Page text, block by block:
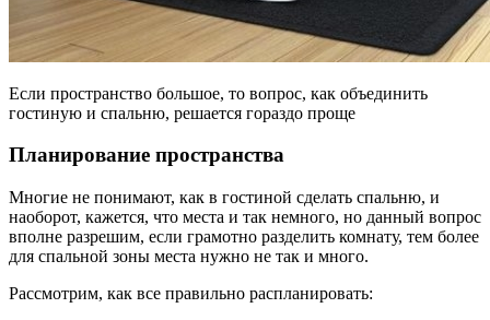
Если пространство большое, то вопрос, как объединить
гостиную и спальню, решается гораздо проще
Планирование пространства
Многие не понимают, как в гостиной сделать спальню, и
наоборот, кажется, что места и так немного, но данный вопрос
вполне разрешим, если грамотно разделить комнату, тем более
для спальной зоны места нужно не так и много.
Рассмотрим, как все правильно распланировать: